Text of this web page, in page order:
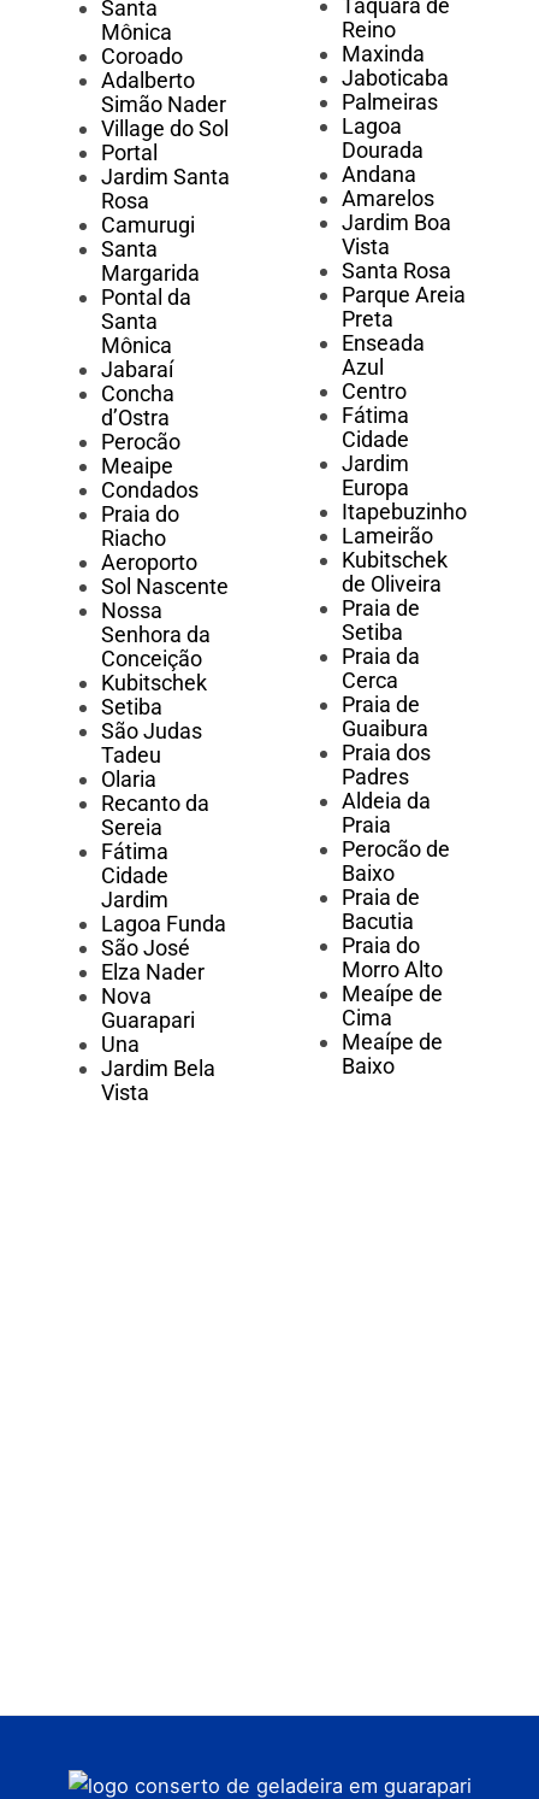
Santa
Mônica
Coroado
Adalberto
Simão Nader
Village do Sol
Portal
Jardim Santa
Rosa
Camurugi
Santa
Margarida
Pontal da
Santa
Mônica
Jabaraí
Concha
d’Ostra
Perocão
Meaipe
Condados
Praia do
Riacho
Aeroporto
Sol Nascente
Nossa
Senhora da
Conceição
Kubitschek
Setiba
São Judas
Tadeu
Olaria
Recanto da
Sereia
Fátima
Cidade
Jardim
Lagoa Funda
São José
Elza Nader
Nova
Guarapari
Una
Jardim Bela
Vista
Taquara de
Reino
Maxinda
Jaboticaba
Palmeiras
Lagoa
Dourada
Andana
Amarelos
Jardim Boa
Vista
Santa Rosa
Parque Areia
Preta
Enseada
Azul
Centro
Fátima
Cidade
Jardim
Europa
Itapebuzinho
Lameirão
Kubitschek
de Oliveira
Praia de
Setiba
Praia da
Cerca
Praia de
Guaibura
Praia dos
Padres
Aldeia da
Praia
Perocão de
Baixo
Praia de
Bacutia
Praia do
Morro Alto
Meaípe de
Cima
Meaípe de
Baixo